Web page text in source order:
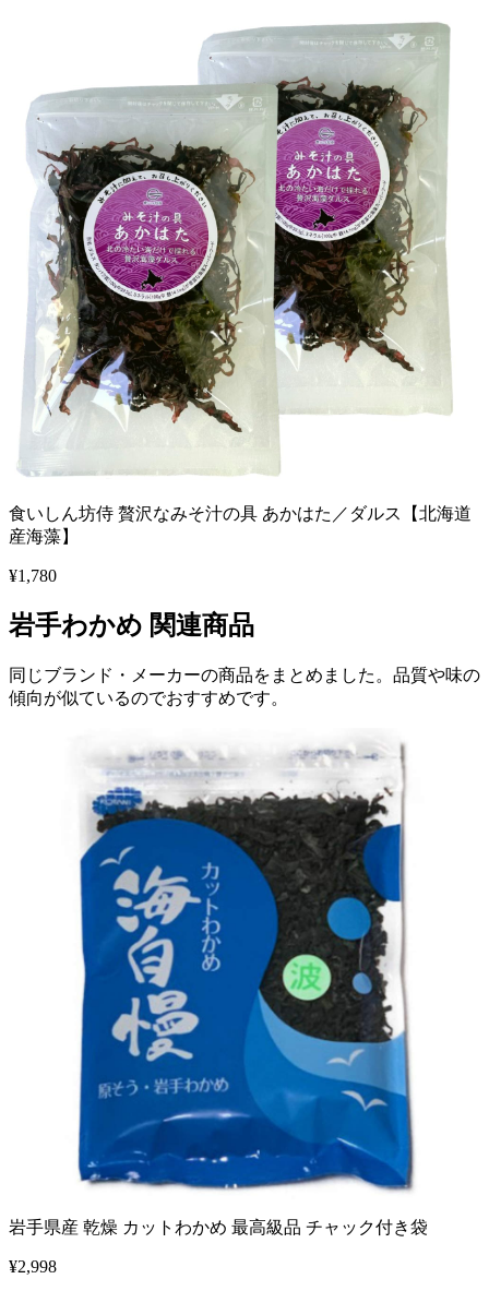
食いしん坊侍 贅沢なみそ汁の具 あかはた／ダルス【北海道
産海藻】
¥1,780
岩手わかめ 関連商品
同じブランド・メーカーの商品をまとめました。品質や味の
傾向が似ているのでおすすめです。
岩手県産 乾燥 カットわかめ 最高級品 チャック付き袋
¥2,998